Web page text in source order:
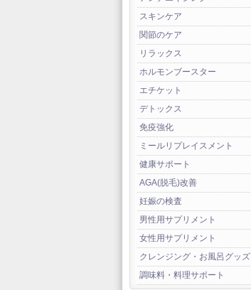
スキンケア
関節のケア
リラックス
ホルモンブースター
エチケット
デトックス
免疫強化
ミールリプレイスメント
健康サポート
AGA(脱毛)改善
妊娠の検査
男性用サプリメント
女性用サプリメント
クレンジング・お風呂グッズ
調味料・料理サポート